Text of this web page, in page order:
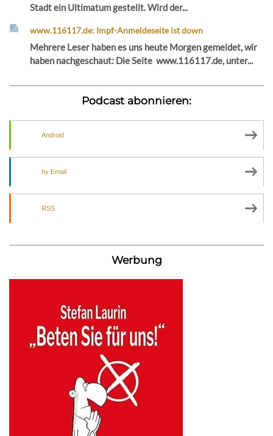
Stadt ein Ultimatum gestellt. Wird der...
www.116117.de: Impf-Anmeldeseite ist down
Mehrere Leser haben es uns heute Morgen gemeldet, wir
haben nachgeschaut: Die Seite www.116117.de, unter...
Podcast abonnieren:
Android
by Email
RSS
Werbung